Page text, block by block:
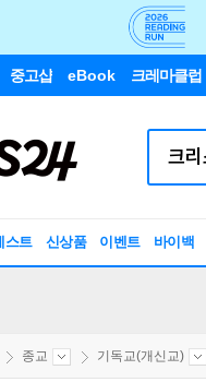
중고샵 eBook 크레마클럽
스트 신상품 이벤트 바이백
종교 기독교(개신교)